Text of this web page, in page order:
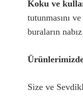
Koku ve
tutunmasını
buraların
Ürünlerimizde
Size ve